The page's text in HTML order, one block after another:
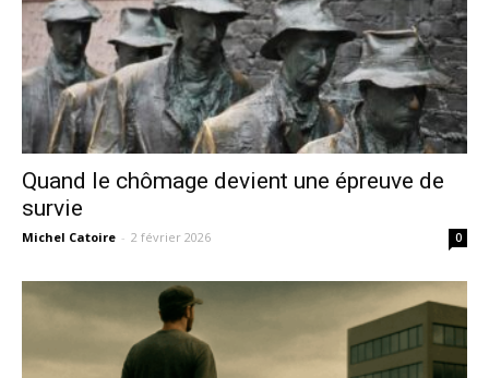
Quand le chômage devient une épreuve de
survie
Michel Catoire - 2 février 2026 0